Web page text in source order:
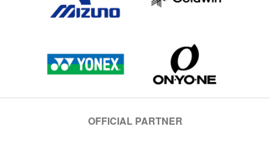
OFFICIAL PARTNER